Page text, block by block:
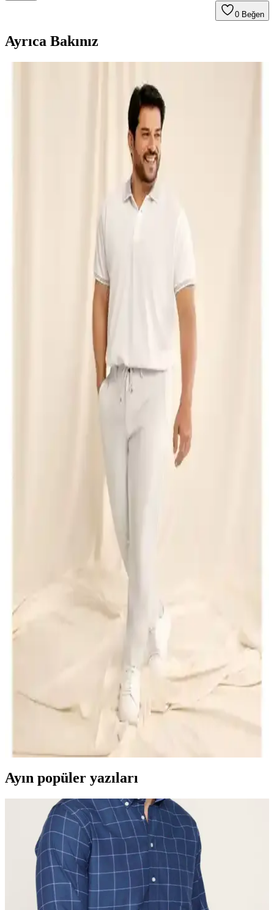
0 Beğen
Ayrıca Bakınız
Şıklık ve Fonksiyonellik Bir Arada
Mevsim geçişlerinde şık ve fonksiyonel erkek rüzgarlık ve
yağmurluk seçenekleri, malzeme, tasarım ve kullanım alanlarıyla
hava koşullarına uygun giyim ipuçlarını sunuyor.
Bigart Ekose Astar Detaylı Erkek Pardesü ve
Trençkot Siyah - Şık ve Dayanıklı Kış Kıyafeti
Bigart'in ekose astarlı erkek pardesü ve trençkot modeli, siyah
rengin sadeliği ve dayanıklı kumaşıyla hem şıklık hem de
Altınyılz Classics Erkek Beyaz Slim Fit Dar Kesim
Keten Görünümlü Gömlek 100% Pamuk
%100 pamuk ve keten görünümlü tasarımıyla yaz aylarına uygun,
slim fit kesim erkek gömlek. Günlük ve casual tarzlara uygun şık ve
Buratti %100 Pamuklu V Yaka Slim Fit Erkek
Tişörtü Detaylı İnceleme ve Kullanım Önerileri
Buratti %100 pamuklu V yaka slim fit erkek tişörtü, şık tasarımı ve
yüksek konforuyla yaz ve ilkbahar aylarında ideal tercih. Dar kesim
ve nefes alabilir kumaşıyla günlük ve spor kombinlere uyum sağlar.
Erkek Korse Atletleri Karşılaştırması: Sıkılaştırıcı
Etki ve Kullanım Özellikleri
İki erkek korse atletinin malzeme, rahatlık ve sıkılaştırıcı etkilerini
karşılaştırıyoruz. Kullanıcı yorumlarıyla ürünlerin günlük kullanım
İki Erkek Polo Yaka Tişörtü Karşılaştırması:
Kumaş, Kesim ve Dayanıklılık Analizi
Bu makalede, Altınyılz<dı>z Classics ve D'S Damat erkek polo
dayanıklılık özellikleriyle her iki ürünün günlük kullanım
D'S Damat ve U.S. Polo Assn. Erkek Polo Yaka
Tişörtleri Karşılaştırması ve Özellikleri
Bu makalede, D'S Damat açık sarı Pike dokulu ve U.S. Polo Assn.
beyaz slim fit polo yaka tişörtlerinin malzeme, tasarım ve
dayanıklılık özellikleri detaylı şekilde karşılaştırılıyor.
Altınyılz<dı>z ve Lufian Erkek Polo Tişörtleri
Karşılaştırması Günlük ve Şık Kullanım İçin
Altınyılz<dı>z Classics ve Lufian Laon Smart erkek polo tişörtleri,
de şık ve rahat, farklı özelliklerle öne çıkıyor.
Ayın popüler yazıları